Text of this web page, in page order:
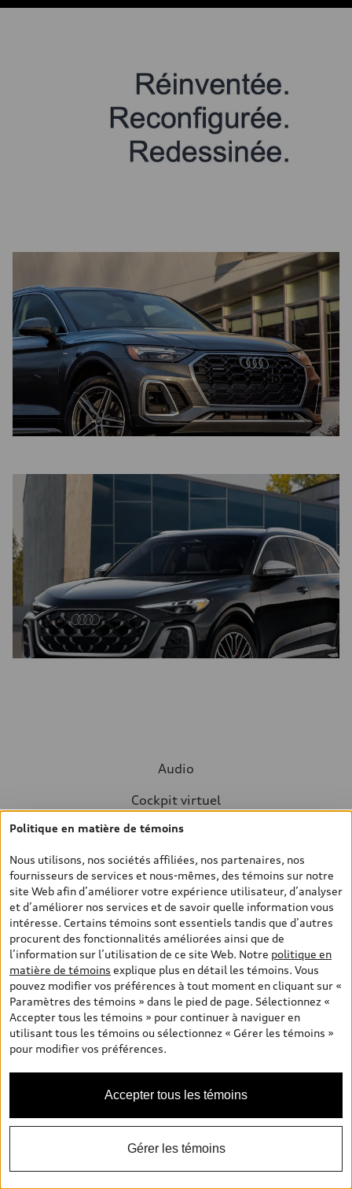
Politique en matière de témoins
Nous utilisons, nos sociétés affiliées, nos partenaires, nos
fournisseurs de services et nous-mêmes, des témoins sur notre
site Web afin d’améliorer votre expérience utilisateur, d’analyser
et d’améliorer nos services et de savoir quelle information vous
intéresse. Certains témoins sont essentiels tandis que d’autres
procurent des fonctionnalités améliorées ainsi que de
l’information sur l’utilisation de ce site Web. Notre politique en
matière de témoins explique plus en détail les témoins. Vous
pouvez modifier vos préférences à tout moment en cliquant sur «
Paramètres des témoins » dans le pied de page. Sélectionnez «
Accepter tous les témoins » pour continuer à naviguer en
utilisant tous les témoins ou sélectionnez « Gérer les témoins »
pour modifier vos préférences.
Accepter tous les témoins
Gérer les témoins
Audio
Cockpit virtuel
Couple
Écran central
Interface numérique
Puissance moteur
Audi Q5 2024
10 haut-parleurs
273 lb-pi
10,1 po